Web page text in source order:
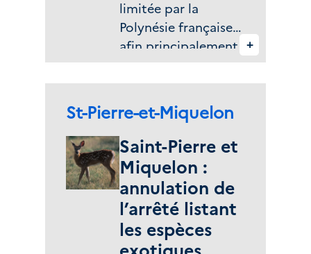
limitée par la
Polynésie française,
afin principalement
de réduire le risque
de collisions avec
les baleines à bosse
durant leur saison
de migration.
Faisant évoluer la
réglementation qui
datait de la fin des
années 1970, la loi
du pays n° 2025-46
+
Zone(s) géographique(s) :
St-Pierre-et-Miquelon
Saint-Pierre et
Miquelon :
annulation de
l’arrêté listant
les espèces